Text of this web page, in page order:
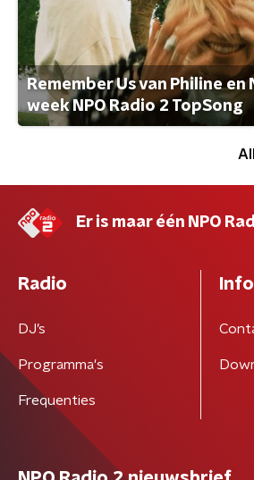
Remember Us van Philine en
week NPO Radio 2 TopSong
Er is maar één NPO
Radio
DJ’s
Programma's
Frequenties
Info